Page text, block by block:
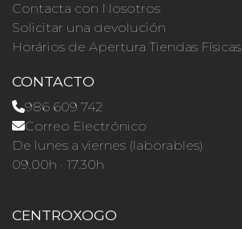
Contacta con Nosotros
Solicitar una devolución
Horários de Apertura Tiendas Físicas
CONTACTO
986 609 742
Correo Electrónico
De lunes a viernes (laborables)
09.00h · 17.30h
CENTROXOGO